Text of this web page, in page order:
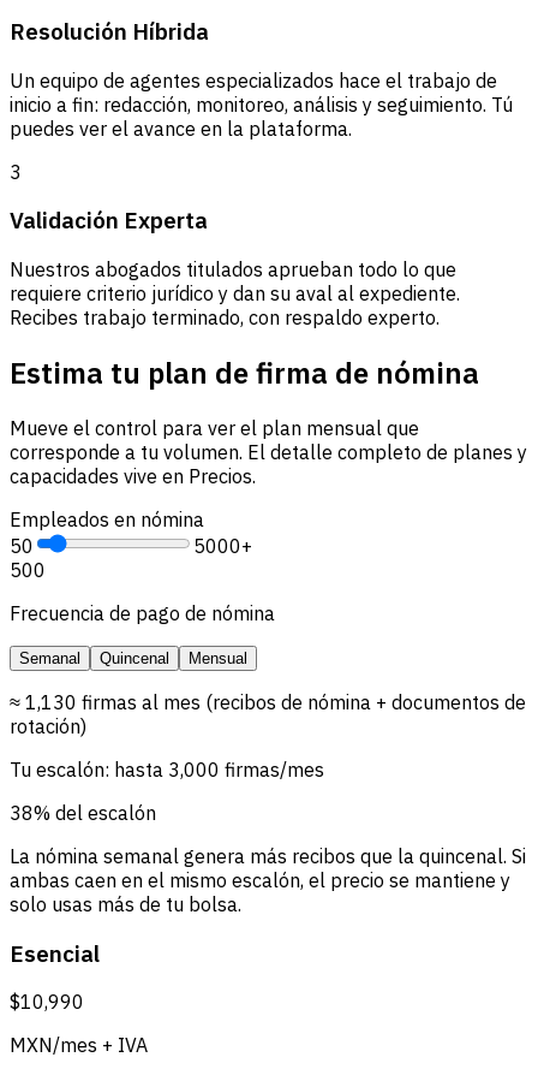
Resolución Híbrida
Un equipo de agentes especializados hace el trabajo de
inicio a fin: redacción, monitoreo, análisis y seguimiento. Tú
puedes ver el avance en la plataforma.
3
Validación Experta
Nuestros abogados titulados aprueban todo lo que
requiere criterio jurídico y dan su aval al expediente.
Recibes trabajo terminado, con respaldo experto.
Estima tu plan de firma de nómina
Mueve el control para ver el plan mensual que
corresponde a tu volumen. El detalle completo de planes y
capacidades vive en Precios.
Empleados en nómina
50
5000+
500
Frecuencia de pago de nómina
Semanal Quincenal Mensual
≈ 1,130 firmas al mes (recibos de nómina + documentos de
rotación)
Tu escalón: hasta 3,000 firmas/mes
38% del escalón
La nómina semanal genera más recibos que la quincenal. Si
ambas caen en el mismo escalón, el precio se mantiene y
solo usas más de tu bolsa.
Esencial
$10,990
MXN/mes + IVA